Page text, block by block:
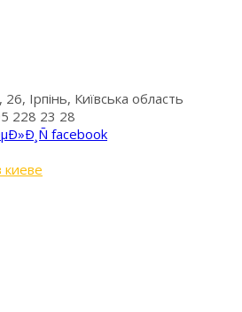
Ірпінь, Київська область
228 23 28